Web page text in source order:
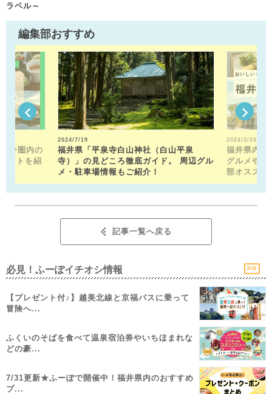
ラベル～
編集部おすすめ
分圏内の
ットを紹
2024/7/19
福井県「平泉寺白山神社（白山平泉
寺）」の見どころ徹底ガイド。 周辺グル
メ・駐車場情報もご紹介！
2024/3/20
福井県内の
グルメや近
部オススメ
記事一覧へ戻る
必見！ふーぽイチオシ情報 PR
【プレゼント付♪】越美北線と京福バスに乗って
冒険へ...
ふくいのそばを食べて温泉宿泊券やいちほまれな
どの豪...
7/31更新★ふーぽで開催中！福井県内のおすすめ
プ...